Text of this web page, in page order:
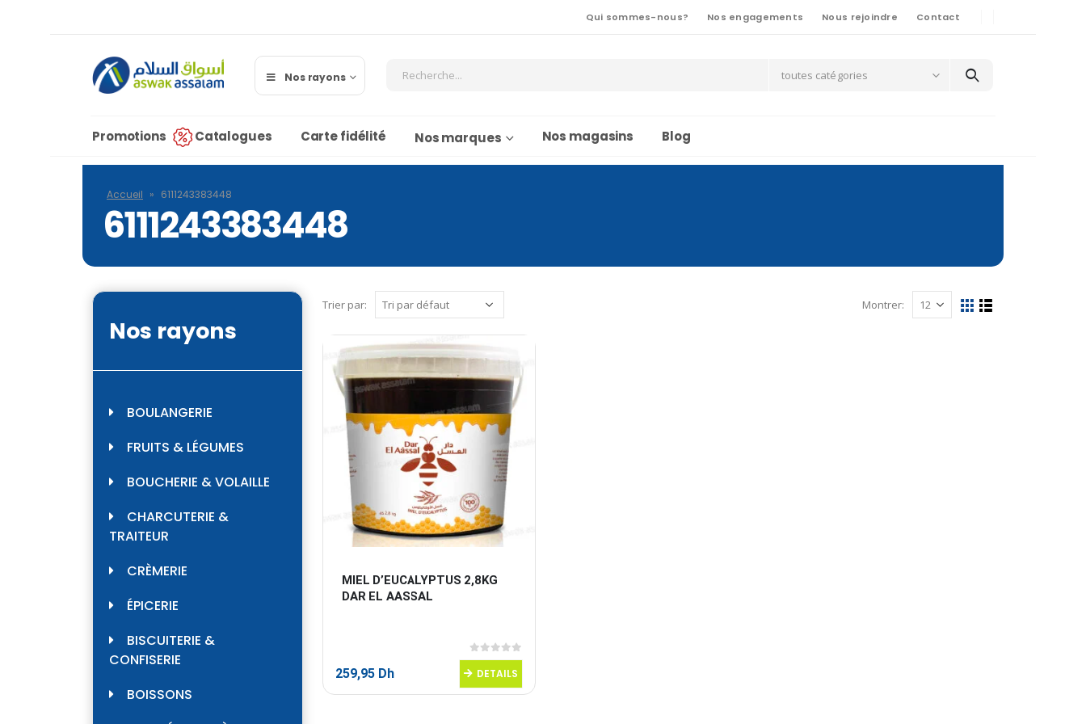
Qui sommes-nous? Nos engagements Nous rejoindre Contact
Nos rayons toutes catégories
Promotions Catalogues Carte fidélité Nos marques Nos magasins Blog
Accueil » 6111243383448
6111243383448
Trier par: Montrer:
MIEL D’EUCALYPTUS 2,8KG
DAR EL AASSAL
0sur 5
259,95 Dh DETAILS
Nos rayons
BOULANGERIE
FRUITS & LÉGUMES
BOUCHERIE & VOLAILLE
CHARCUTERIE &
TRAITEUR
CRÈMERIE
ÉPICERIE
BISCUITERIE &
CONFISERIE
BOISSONS